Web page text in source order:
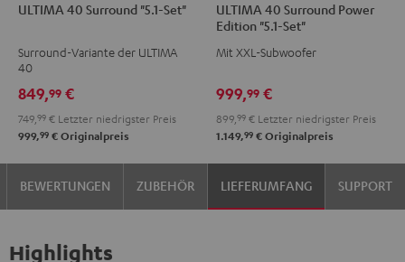
40
"5.1-
Schwarz
40
"5.1-
Weiß
/
Schwarz
ULTIMA 40 Surround "5.1-Set"
Surround-Variante der ULTIMA
40
849,99 €
749, 99 € Letzter niedrigster Preis
999,99 € Originalpreis
40
Surround
Power
"5.1-
Set"
Schwarz
40
Surround
Power
"5.1-
Set"
Weiß
ULTIMA 40 Surround Power
Edition "5.1-Set"
Mit XXL-Subwoofer
999,99 €
899, 99 € Letzter niedrigster Preis
1.149,99 € Originalpreis
BEWERTUNGEN ZUBEHÖR LIEFERUMFANG SUPPORT
Highlights